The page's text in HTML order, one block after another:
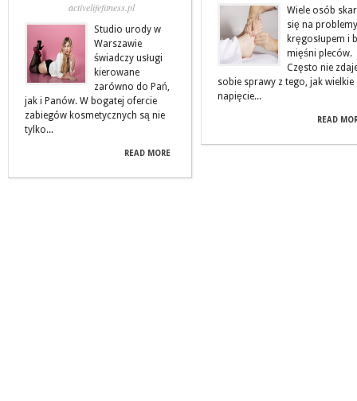
activelifefitness.pl
Studio urody w
Warszawie
świadczy usługi
kierowane
zarówno do Pań,
jak i Panów. W bogatej ofercie
zabiegów kosmetycznych są nie
tylko...
READ MORE
Wiele osób
się na
kręgosłupem i
mięśni pleców.
Często nie
sobie sprawy z tego, jak wielkie
napięcie...
READ